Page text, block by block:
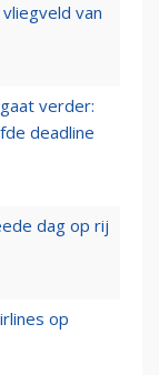
van
verder:
deadline
dag op rij
op